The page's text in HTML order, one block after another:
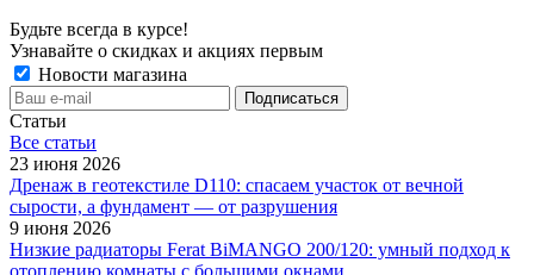
Будьте всегда в курсе!
Узнавайте о скидках и акциях первым
Новости магазина
Статьи
Все cтатьи
23 июня 2026
Дренаж в геотекстиле D110: спасаем участок от вечной
сырости, а фундамент — от разрушения
9 июня 2026
Низкие радиаторы Ferat BiMANGO 200/120: умный подход к
отоплению комнаты с большими окнами